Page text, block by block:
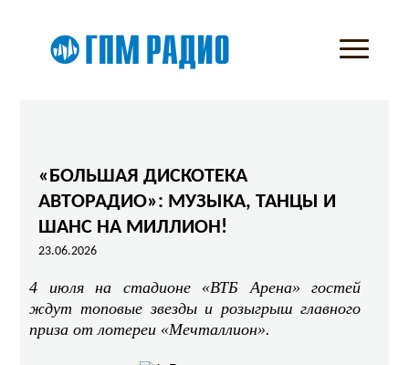
«БОЛЬШАЯ ДИСКОТЕКА
АВТОРАДИО»: МУЗЫКА, ТАНЦЫ И
ШАНС НА МИЛЛИОН!
23.06.2026
4 июля на стадионе «ВТБ Арена» гостей
ждут топовые звезды и розыгрыш главного
приза от лотереи «Мечталлион».